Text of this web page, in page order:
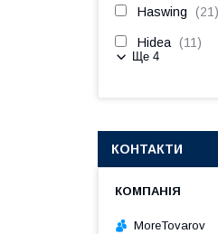
Haswing 21
Hidea 11
Ще 4
КОНТАКТИ
MoreTovarov